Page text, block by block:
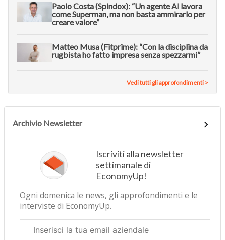
Paolo Costa (Spindox): “Un agente AI lavora
come Superman, ma non basta ammirarlo per
creare valore”
Matteo Musa (Fitprime): “Con la disciplina da
rugbista ho fatto impresa senza spezzarmi”
Vedi tutti gli approfondimenti >
Archivio Newsletter
Iscriviti alla newsletter
settimanale di
EconomyUp!
Ogni domenica le news, gli approfondimenti e le
interviste di EconomyUp.
aziendale